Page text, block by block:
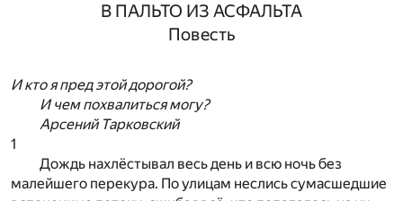
В ПАЛЬТО ИЗ АСФАЛЬТА
Повесть
И кто я пред этой дорогой?
И чем похвалиться могу?
Арсений Тарковский
1
Дождь нахлёстывал весь день и всю ночь без
малейшего перекура. По улицам неслись сумасшедшие